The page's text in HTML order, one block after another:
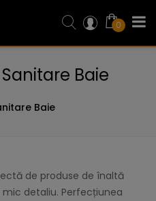
0
Baie
Baie
de produse de înaltă
detaliu. Perfecțiunea